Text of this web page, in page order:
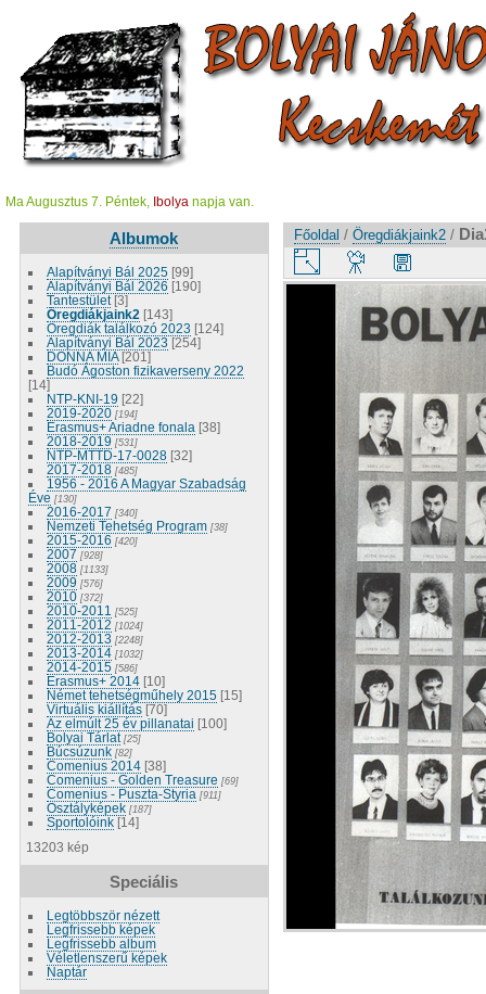
Ma Augusztus 7. Péntek, Ibolya napja van.
Albumok
Alapítványi Bál 2025 [99]
Alapítványi Bál 2026 [190]
Tantestület [3]
Öregdiákjaink2 [143]
Öregdiák találkozó 2023 [124]
Alapítványi Bál 2023 [254]
DONNA MIA [201]
Budó Ágoston fizikaverseny 2022
[14]
NTP-KNI-19 [22]
2019-2020 [194]
Erasmus+ Ariadne fonala [38]
2018-2019 [531]
NTP-MTTD-17-0028 [32]
2017-2018 [485]
1956 - 2016 A Magyar Szabadság
Éve [130]
2016-2017 [340]
Nemzeti Tehetség Program [38]
2015-2016 [420]
2007 [928]
2008 [1133]
2009 [576]
2010 [372]
2010-2011 [525]
2011-2012 [1024]
2012-2013 [2248]
2013-2014 [1032]
2014-2015 [586]
Erasmus+ 2014 [10]
Német tehetségműhely 2015 [15]
Virtuális kiállítás [70]
Az elmúlt 25 év pillanatai [100]
Bolyai Tárlat [25]
Búcsúzunk [82]
Comenius 2014 [38]
Comenius - Golden Treasure [69]
Comenius - Puszta-Styria [911]
Osztályképek [187]
Sportolóink [14]
13203 kép
Speciális
Legtöbbször nézett
Legfrissebb képek
Legfrissebb album
Véletlenszerű képek
Naptár
Főoldal / Öregdiákjaink2 /